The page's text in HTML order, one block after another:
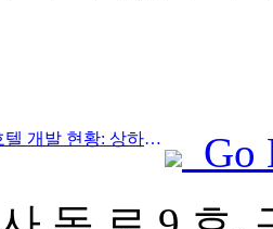
Prev:2026년 글로벌 호텔 개발 현황: 상하이, 신규 객실 증설 부문 1위 기록
Go